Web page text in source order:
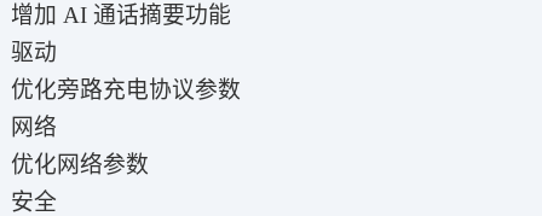
增加 AI 通话摘要功能
驱动
优化旁路充电协议参数
网络
优化网络参数
安全